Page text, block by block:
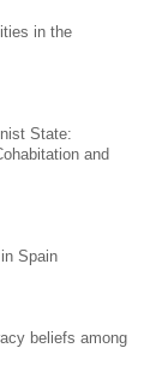
in the
State:
and
Spain
beliefs among